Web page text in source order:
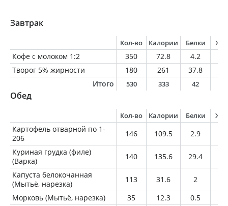
Завтрак
Кол-во Калории Белки
Кофе с молоком 1:2 350 72.8 4.2
Творог 5% жирности
180 261 37.8
Итого
530 333 42
Обед
Кол-во Калории Белки
Картофель отварной по 1-
206
146 109.5 2.9
Куриная грудка (филе)
(Варка)
140 135.6 29.4
Капуста белокочанная
(Мытьё, нарезка)
113 31.6 2
Морковь (Мытьё, нарезка)
35 12.3 0.5